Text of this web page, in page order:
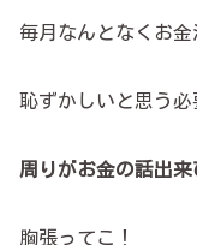
毎月なんとなくお金
恥ずかしいと思う必
周りがお金の話出来
胸張ってこ！